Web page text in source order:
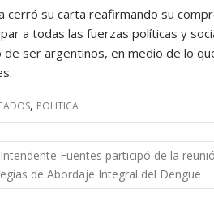
cerró su carta reafirmando su
a todas las fuerzas políticas y
de ser argentinos, en medio de lo
, POLITICA
Fuentes participó de la
de Abordaje Integral del Dengue